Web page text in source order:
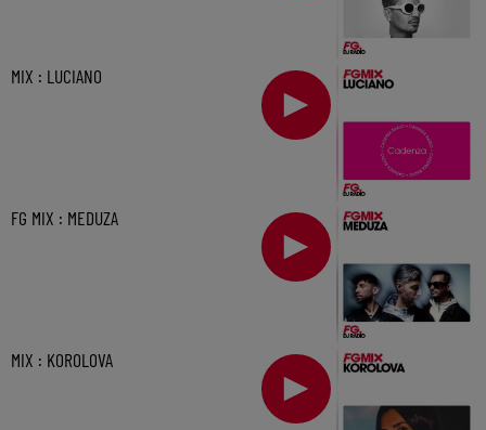
MIX : LUCIANO
FG MIX : MEDUZA
MIX : KOROLOVA